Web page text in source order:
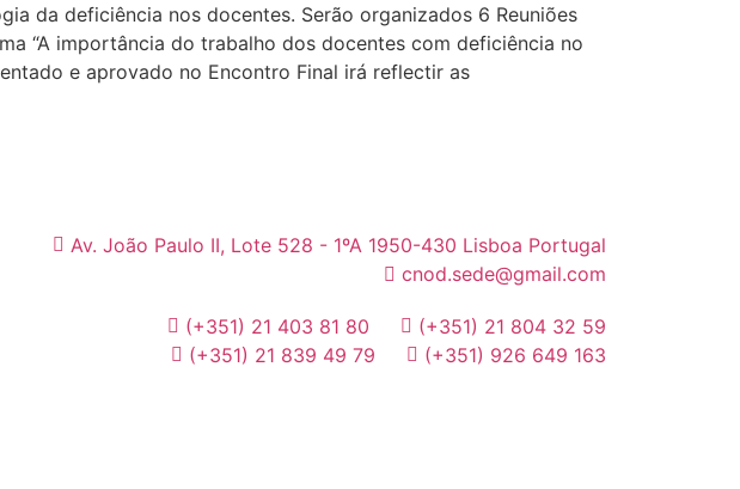
da deficiência nos docentes. Serão organizados 6 Reuniões
“A importância do trabalho dos docentes com deficiência no
e aprovado no Encontro Final irá reflectir as
Av. João Paulo II, Lote 528 - 1ºA 1950-430 Lisboa Portugal
cnod.sede@gmail.com
(+351) 21 403 81 80
(+351) 21 804 32 59
(+351) 21 839 49 79
(+351) 926 649 163